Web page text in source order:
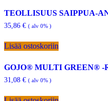
TEOLLISUUS SAIPPUA-
35,86 € ( alv 0% )
Lisää ostoskoriin
GOJO® MULTI GREEN® -
31,08 € ( alv 0% )